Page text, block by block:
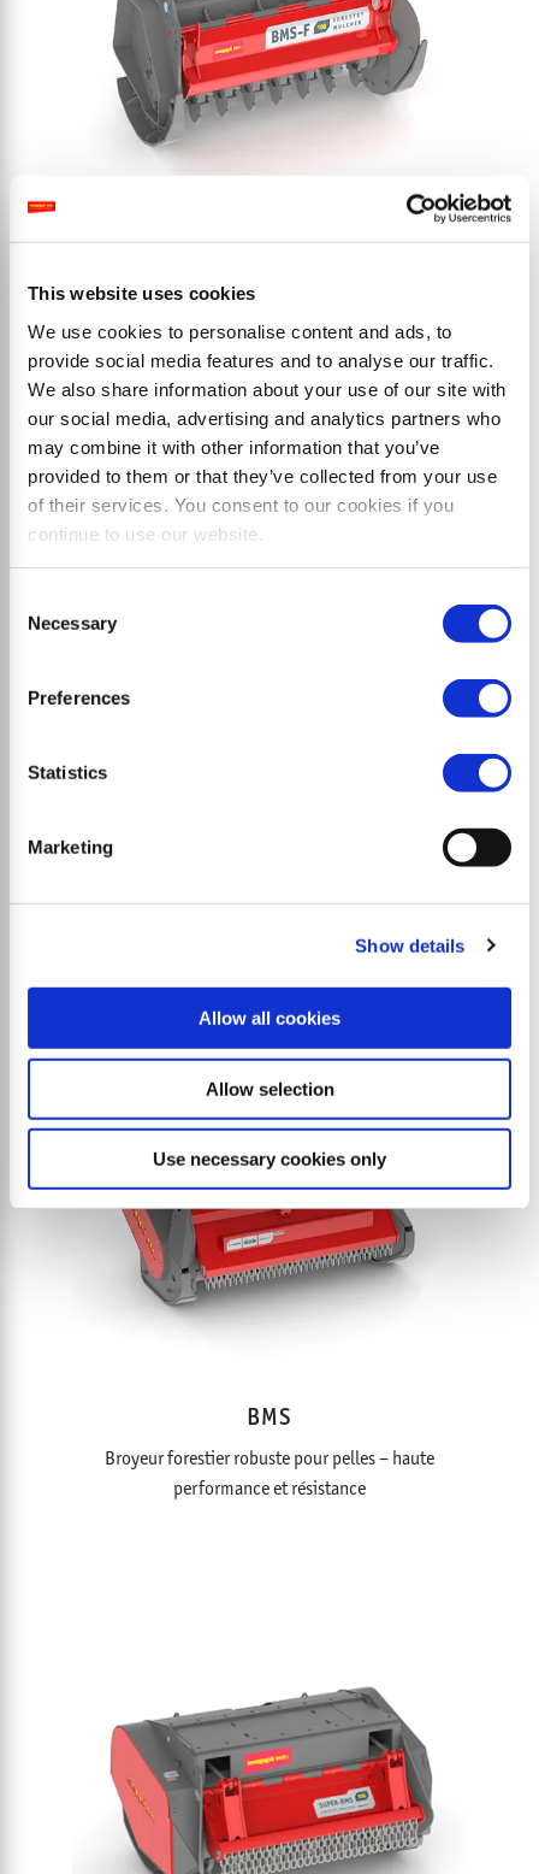
This website uses cookies
We use cookies to personalise content and ads, to
provide social media features and to analyse our traffic.
We also share information about your use of our site with
our social media, advertising and analytics partners who
may combine it with other information that you’ve
provided to them or that they’ve collected from your use
of their services. You consent to our cookies if you
continue to use our website.
Selection
Necessary
Preferences
Statistics
Marketing
Show details
Allow all cookies
Allow selection
Use necessary cookies only
exigeantes, l'entretien des routes et des voies ferrées
Broyeur forestier à entraînement direct – puissant,
BMS
Broyeur forestier robuste pour pelles – haute
performance et résistance